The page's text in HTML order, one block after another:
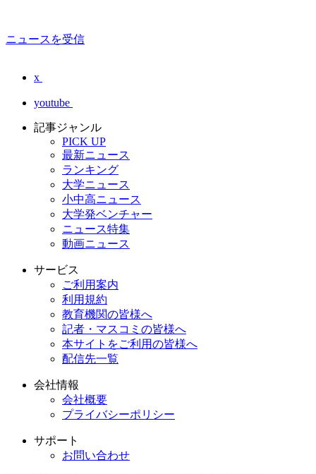
ニュースを受信
x
youtube
記事ジャンル
PICK UP
最新ニュース
ランキング
大学ニュース
小中高ニュース
大学発ベンチャー
ニュース特集
動画ニュース
サービス
ご利用案内
利用規約
教育機関の皆様へ
記者・マスコミの皆様へ
本サイトをご利用の皆様へ
配信先一覧
会社情報
会社概要
プライバシーポリシー
サポート
お問い合わせ